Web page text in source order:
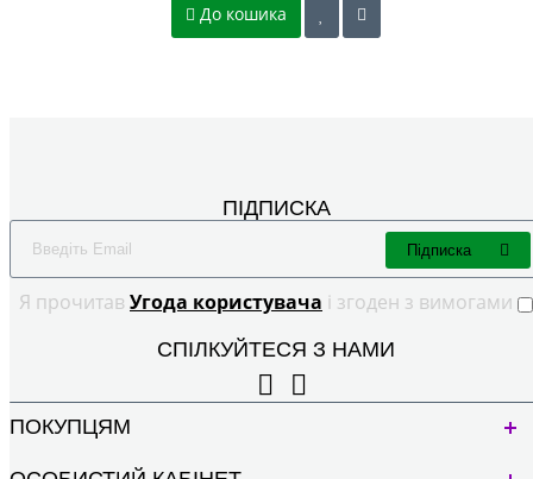
До кошика
ПІДПИСКА
Я прочитав Угода користувача і згоден з вимогами
Підписка
СПІЛКУЙТЕСЯ З НАМИ
ПОКУПЦЯМ